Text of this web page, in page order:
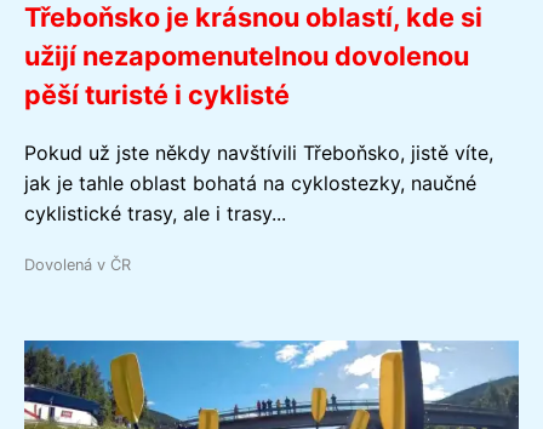
Třeboňsko je krásnou oblastí, kde si
užijí nezapomenutelnou dovolenou
pěší turisté i cyklisté
Pokud už jste někdy navštívili Třeboňsko, jistě víte,
jak je tahle oblast bohatá na cyklostezky, naučné
cyklistické trasy, ale i trasy...
Dovolená v ČR